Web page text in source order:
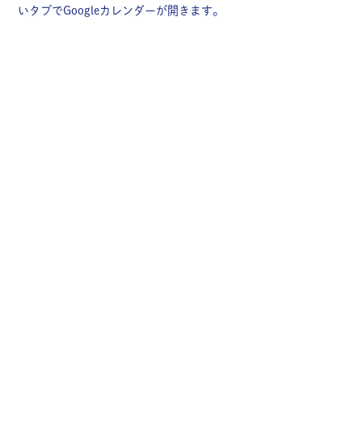
いタブでGoogleカレンダーが開きます。